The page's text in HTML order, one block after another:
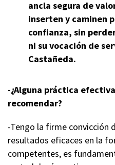
ancla segura de
inserten y caminen
confianza, sin
ni su vocación de
Castañeda.
-¿Alguna práctica
recomendar?
-Tengo la firme convicción
resultados eficaces en la
competentes, es